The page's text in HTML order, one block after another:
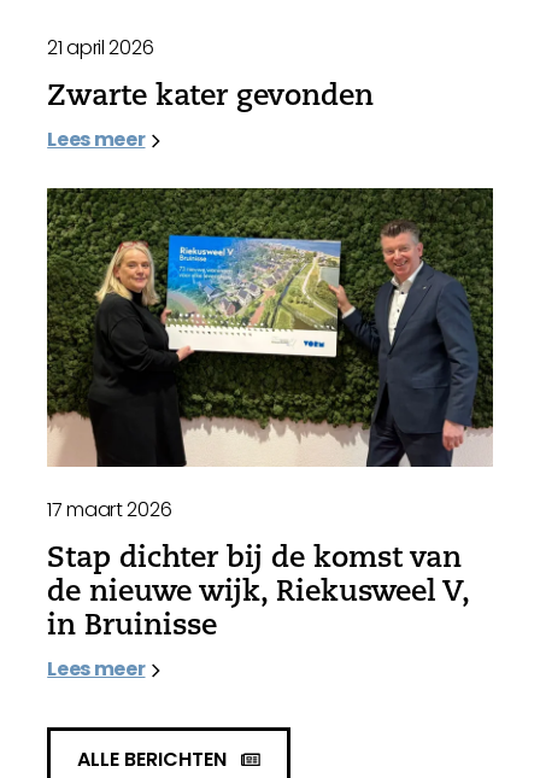
21 april 2026
Zwarte kater gevonden
Lees meer
17 maart 2026
Stap dichter bij de komst van
de nieuwe wijk, Riekusweel V,
in Bruinisse
Lees meer
ALLE BERICHTEN